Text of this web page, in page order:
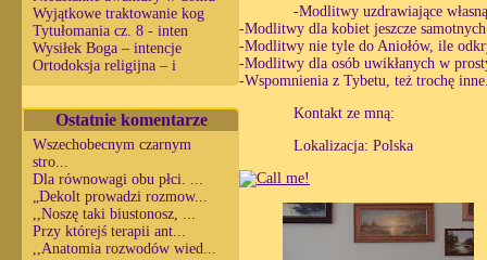
Wyjątkowe traktowanie kog
Tytułomania cz. 8 - inten
Wysiłek Boga – intencje
Ortodoksja religijna – i
Ostatnie komentarze
Wszechobecnym czarnym
stro...
Dla równowagi obu płci. ...
„Dekolt prowadzi rozmow...
,,Noszę taki biustonosz, ...
Przy którejś terapii ant...
,,Anatomia rozwodów wied...
-Modlitwy uzdrawiające
-Modlitwy dla kobiet jeszcze
-Modlitwy nie tyle do Aniołów, ile
-Modlitwy dla osób uwikłanych w
-Wspomnienia z Tybetu, też trochę
Kontakt ze mną:
Lokalizacja: Polska